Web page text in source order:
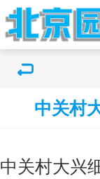
中关村
中关村大兴